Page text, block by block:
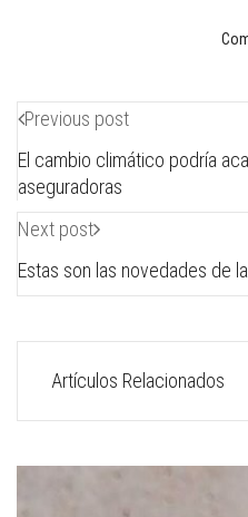
Previous post
El cambio climático podría
aseguradoras
Next post
Estas son las novedades de
Artículos Relacionados